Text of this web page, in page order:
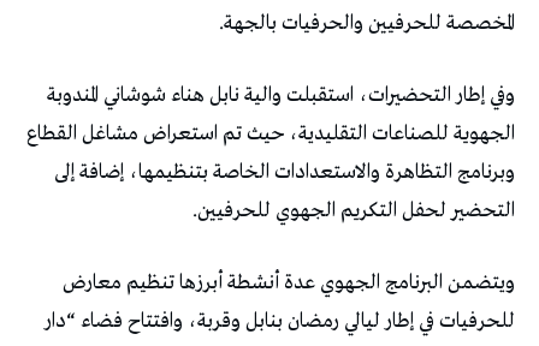
المخصصة للحرفيين والحرفيات بالجهة.
وفي إطار التحضيرات، استقبلت والية نابل هناء شوشاني المندوبة
الجهوية للصناعات التقليدية، حيث تم استعراض مشاغل القطاع
وبرنامج التظاهرة والاستعدادات الخاصة بتنظيمها، إضافة إلى
التحضير لحفل التكريم الجهوي للحرفيين.
ويتضمن البرنامج الجهوي عدة أنشطة أبرزها تنظيم معارض
للحرفيات في إطار ليالي رمضان بنابل وقربة، وافتتاح فضاء “دار